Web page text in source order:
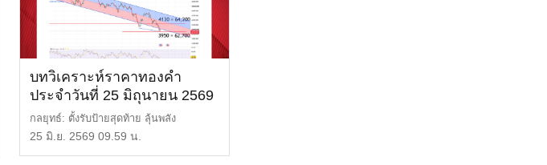
บทวิเคราะห์ราคาทองคำ
ประจำวันที่ 25 มิถุนายน 2569
กลยุทธ์: ตั้งรับป้ายสุดท้าย ลุ้นพลัง
Oversold พลิกเกมรี […]
25 มิ.ย. 2569 09.59 น.